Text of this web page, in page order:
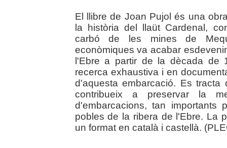
El llibre de Joan Pujol és una
la història del llaüt Cardenal,
carbó de les mines de
econòmiques va acabar
l'Ebre a partir de la dècada de
recerca exhaustiva i en
d'aquesta embarcació. Es
contribueix a preservar la
d'embarcacions, tan importants
pobles de la ribera de l'Ebre. La
un format en català i castellà.